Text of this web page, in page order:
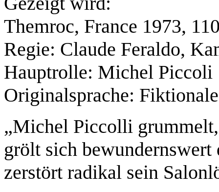
Themroc, France 1973,
Regie: Claude Feraldo,
Hauptrolle: Michel Piccoli
Originalsprache:
„Michel Piccolli
grölt sich
zerstört radikal sein